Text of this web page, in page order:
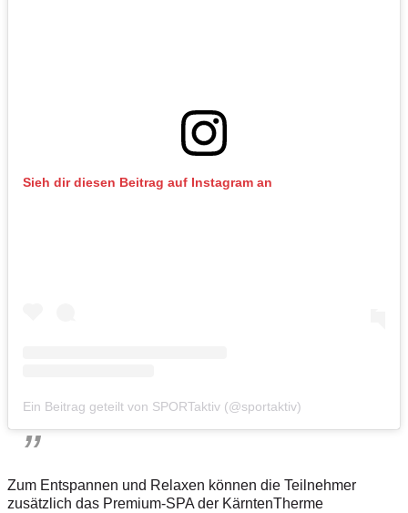
Sieh dir diesen Beitrag auf Instagram an
Ein Beitrag geteilt von SPORTaktiv (@sportaktiv)
Zum Entspannen und Relaxen können die Teilnehmer
zusätzlich das Premium-SPA der KärntenTherme